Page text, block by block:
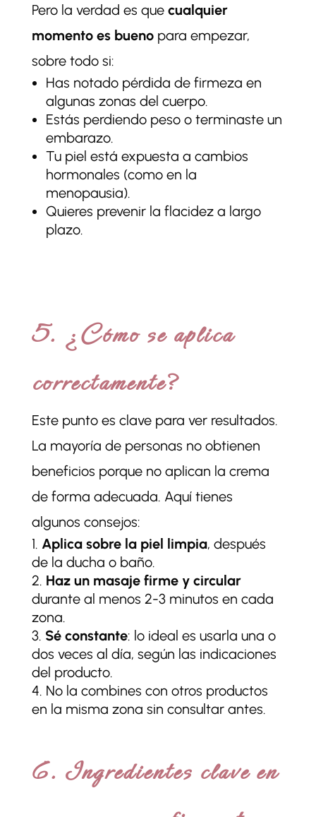
Pero la verdad es que cualquier
momento es buenopara empezar,
sobre todo si:
Has notado pérdida de firmeza en
algunas zonas del cuerpo.
Estás perdiendo peso o terminaste un
embarazo.
Tu piel está expuesta a cambios
hormonales (como en la
menopausia).
Quieres prevenir la flacidez a largo
plazo.
5. ¿Cómo se aplica
correctamente?
Este punto es clave para ver resultados.
La mayoría de personas no obtienen
beneficios porque no aplican la crema
de forma adecuada. Aquí tienes
algunos consejos:
Aplica sobre la piel limpia, después
de la ducha o baño.
Haz un masaje firme y circular
durante al menos 2-3 minutos en cada
zona.
Sé constante: lo ideal es usarla una o
dos veces al día, según las indicaciones
del producto.
No la combines con otros productos
en la misma zona sin consultar antes.
6. Ingredientes clave en